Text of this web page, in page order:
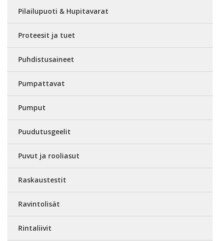
Pilailupuoti & Hupitavarat
Proteesit ja tuet
Puhdistusaineet
Pumpattavat
Pumput
Puudutusgeelit
Puvut ja rooliasut
Raskaustestit
Ravintolisät
Rintaliivit